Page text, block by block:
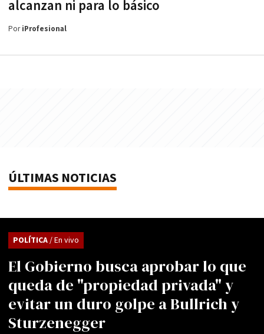
alcanzan ni para lo básico
PoriProfesional
ÚLTIMAS NOTICIAS
El Gobierno busca aprobar lo que
queda de "propiedad privada" y
evitar un duro golpe a Bullrich y
Sturzenegger
POLÍTICA/ En vivo